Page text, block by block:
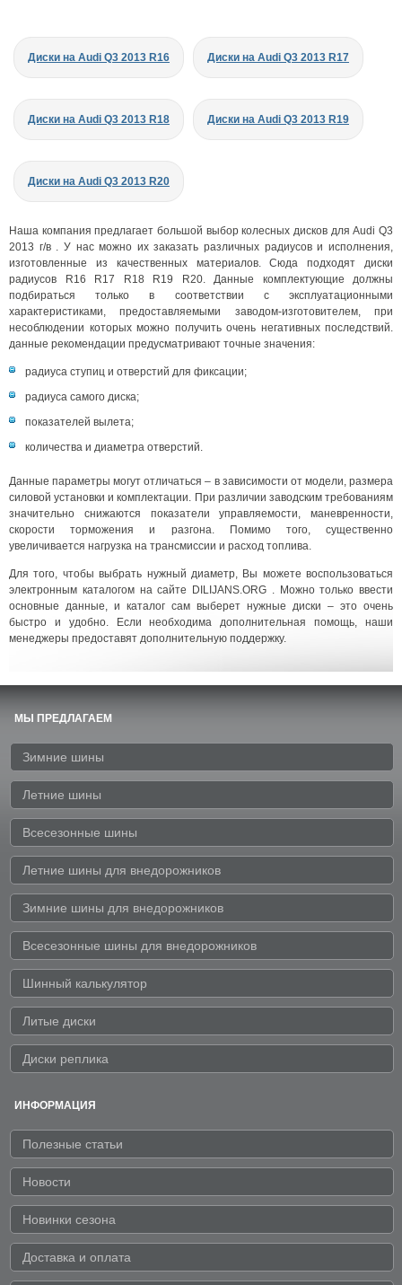
Диски на Audi Q3 2013 R16 Диски на Audi Q3 2013 R17
Диски на Audi Q3 2013 R18 Диски на Audi Q3 2013 R19
Диски на Audi Q3 2013 R20
Наша компания предлагает большой выбор колесных дисков для Audi Q3
2013 г/в . У нас можно их заказать различных радиусов и исполнения,
изготовленные из качественных материалов. Сюда подходят диски
радиусов R16 R17 R18 R19 R20. Данные комплектующие должны
подбираться только в соответствии с эксплуатационными
характеристиками, предоставляемыми заводом-изготовителем, при
несоблюдении которых можно получить очень негативных последствий.
данные рекомендации предусматривают точные значения:
радиуса ступиц и отверстий для фиксации;
радиуса самого диска;
показателей вылета;
количества и диаметра отверстий.
Данные параметры могут отличаться – в зависимости от модели, размера
силовой установки и комплектации. При различии заводским требованиям
значительно снижаются показатели управляемости, маневренности,
скорости торможения и разгона. Помимо того, существенно
увеличивается нагрузка на трансмиссии и расход топлива.
Для того, чтобы выбрать нужный диаметр, Вы можете воспользоваться
электронным каталогом на сайте DILIJANS.ORG . Можно только ввести
основные данные, и каталог сам выберет нужные диски – это очень
быстро и удобно. Если необходима дополнительная помощь, наши
менеджеры предоставят дополнительную поддержку.
МЫ ПРЕДЛАГАЕМ
Зимние шины
Летние шины
Всесезонные шины
Летние шины для внедорожников
Зимние шины для внедорожников
Всесезонные шины для внедорожников
Шинный калькулятор
Литые диски
Диски реплика
ИНФОРМАЦИЯ
Полезные статьи
Новости
Новинки сезона
Доставка и оплата